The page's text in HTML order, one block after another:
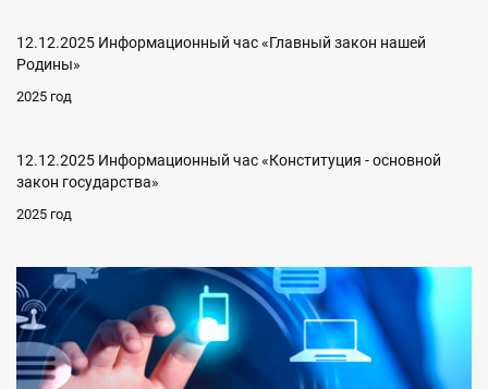
12.12.2025 Информационный час «Главный закон нашей
Родины»
2025 год
12.12.2025 Информационный час «Конституция - основной
закон государства»
2025 год